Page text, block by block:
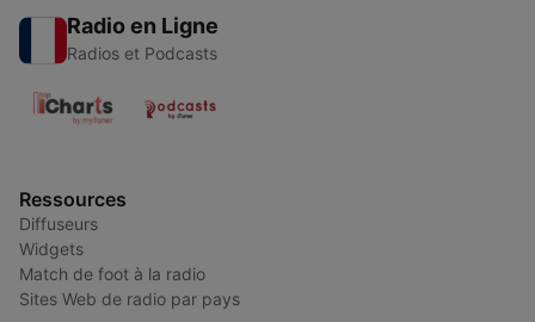
Radio en Ligne
Radios et Podcasts
Ressources
Diffuseurs
Widgets
Match de foot à la radio
Sites Web de radio par pays